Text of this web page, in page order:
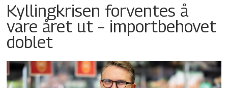
Kyllingkrisen forventes å
vare året ut – importbehovet
doblet